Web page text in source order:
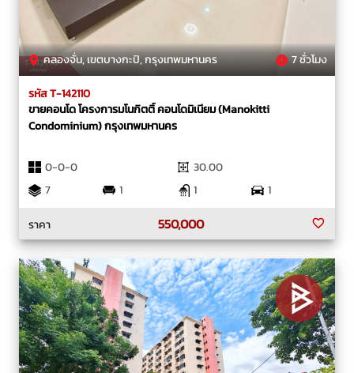
คลองจั่น, เขตบางกะปิ, กรุงเทพมหานคร 7 ชั่วโมง
รหัส T-142110
ขายคอนโด โครงการมโนกิตติ์ คอนโดมิเนียม (Manokitti
Condominium) กรุงเทพมหานคร
0-0-0
30.00
7
1 1
1
ราคา
550,000